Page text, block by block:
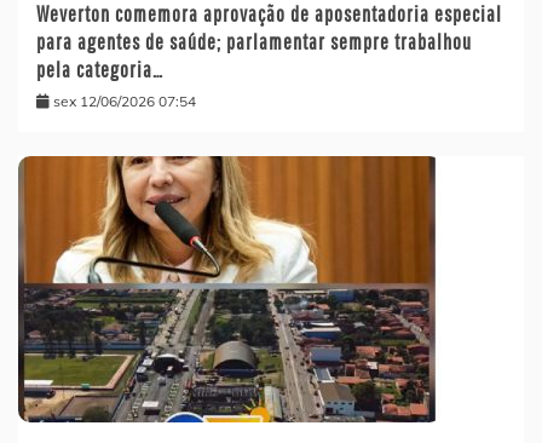
Weverton comemora aprovação de aposentadoria especial
para agentes de saúde; parlamentar sempre trabalhou
pela categoria…
sex 12/06/2026 07:54